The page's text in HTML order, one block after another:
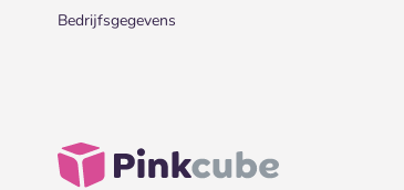
Bedrijfsgegevens